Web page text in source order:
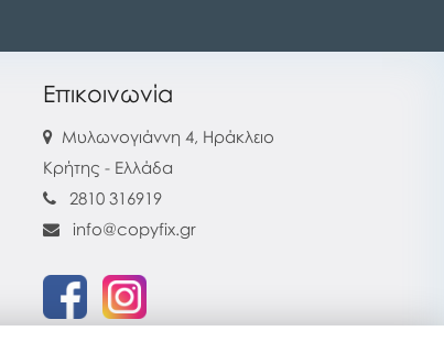
Επικοινωνία
Μυλωνογιάννη 4, Ηράκλειο
Κρήτης - Ελλάδα
2810 316919
info@copyfix.gr